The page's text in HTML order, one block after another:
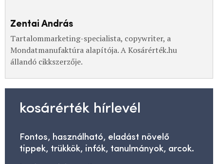
Zentai András
Tartalommarketing-specialista, copywriter, a
Mondatmanufaktúra alapítója. A Kosárérték.hu
állandó cikkszerzője.
kosárérték hírlevél
Fontos, használható, eladást növelő
tippek, trükkök, infók, tanulmányok, arcok.